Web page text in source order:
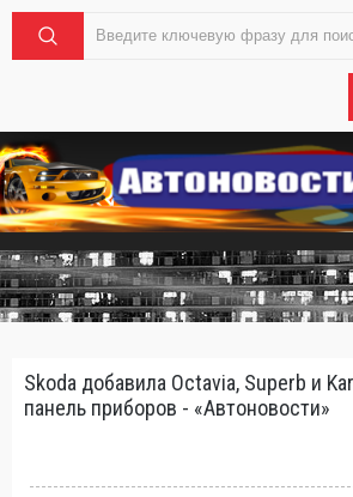
Skoda добавила Octavia, Superb и
панель приборов - «Автоновости»